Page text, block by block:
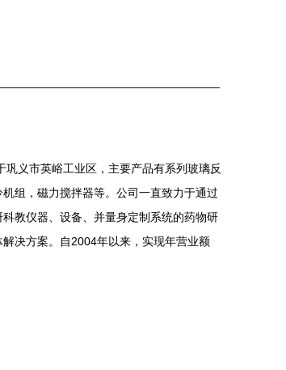
义市英峪工业区，主要产品有系列玻璃反
组，磁力搅拌器等。公司一直致力于通过
教仪器、设备、并量身定制系统的药物研
决方案。自2004年以来，实现年营业额